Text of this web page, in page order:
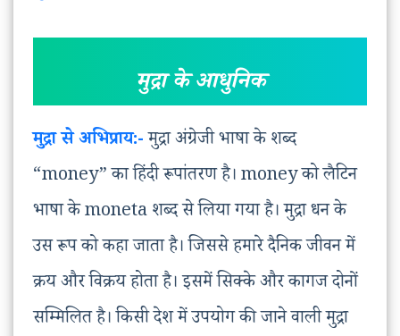
मुद्रा के आधुनिक
मुद्रा से अभिप्राय:-मुद्रा अंग्रेजी भाषा के शब्द
“money” का हिंदी रूपांतरण है। money को लैटिन
भाषा के moneta शब्द से लिया गया है। मुद्रा धन के
उस रूप को कहा जाता है। जिससे हमारे दैनिक जीवन में
क्रय और विक्रय होता है। इसमें सिक्के और कागज दोनों
सम्मिलित है। किसी देश में उपयोग की जाने वाली मुद्रा